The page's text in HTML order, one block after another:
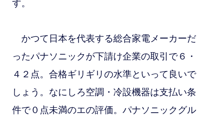
す。
かつて日本を代表する総合家電メーカーだ
ったパナソニックが下請け企業の取引で６・
４２点。合格ギリギリの水準といって良いで
しょう。なにしろ空調・冷設機器は支払い条
件で０点未満のエの評価。パナソニックグル